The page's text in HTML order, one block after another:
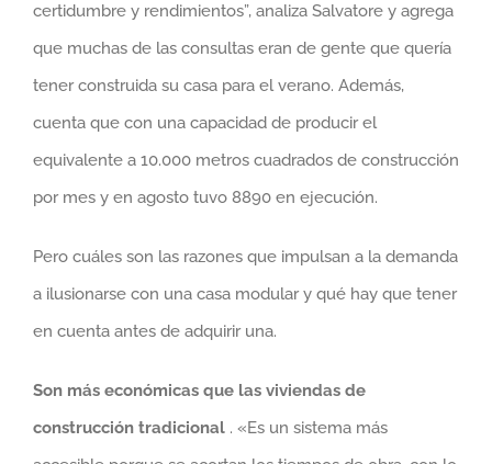
certidumbre y rendimientos”, analiza Salvatore y agrega
que muchas de las consultas eran de gente que quería
tener construida su casa para el verano. Además,
cuenta que con una capacidad de producir el
equivalente a 10.000 metros cuadrados de construcción
por mes y en agosto tuvo 8890 en ejecución.
Pero cuáles son las razones que impulsan a la demanda
a ilusionarse con una casa modular y qué hay que tener
en cuenta antes de adquirir una.
Son más económicas que las viviendas de
construcción tradicional . «Es un sistema más